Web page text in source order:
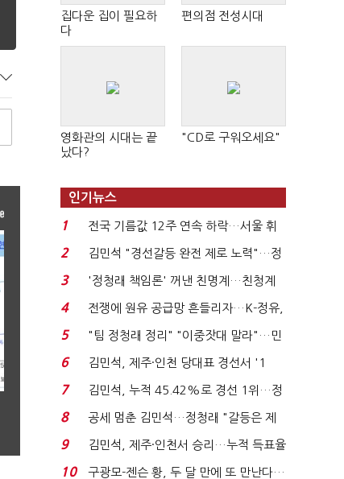
집다운 집이 필요하
다
편의점 전성시대
영화관의 시대는 끝
났다?
"CD로 구워오세요"
인기뉴스
1
전국 기름값 12주 연속 하락…서울 휘
발윳값 1909원...
2
김민석 "경선갈등 완전 제로 노력"…정
청래 "반명 공세 사...
3
'정청래 책임론' 꺼낸 친명계…친청계
는 추가투표 때리기...
4
전쟁에 원유 공급망 흔들리자…K-정유,
에너지안보 핵심...
5
"팀 정청래 정리" "이중잣대 말라"…민
주 최고위원 계파 다...
6
김민석, 제주·인천 당대표 경선서 '1
위'(1보)...
7
김민석, 누적 45.42%로 경선 1위…정
청래와 격차 0.86%p(...
8
공세 멈춘 김민석…정청래 "갈등은 제
가 수습"
9
김민석, 제주·인천서 승리…누적 득표율
'1위 탈환'(종합)...
10
구광모-젠슨 황, 두 달 만에 또 만난다…